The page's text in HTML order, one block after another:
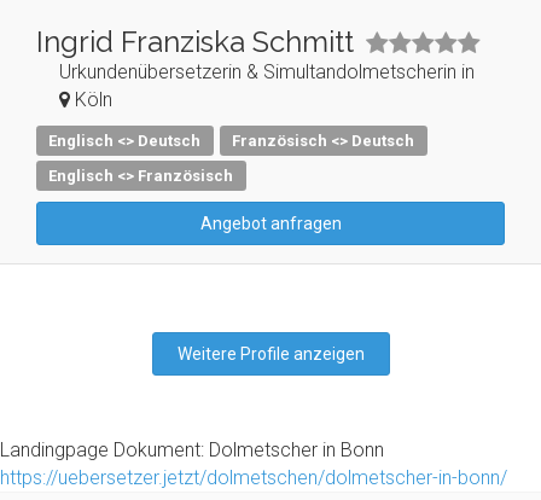
Ingrid Franziska Schmitt
Urkundenübersetzerin & Simultandolmetscherin in
Köln
Englisch <> Deutsch
Französisch <> Deutsch
Englisch <> Französisch
Angebot anfragen
Weitere Profile anzeigen
Landingpage Dokument: Dolmetscher in Bonn
https://uebersetzer.jetzt/dolmetschen/dolmetscher-in-bonn/